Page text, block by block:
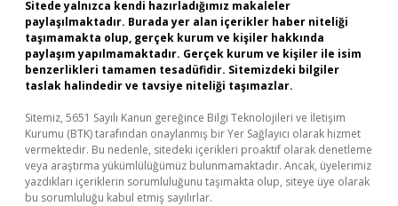
Sitede yalnızca kendi hazırladığımız makaleler
paylaşılmaktadır. Burada yer alan içerikler haber niteliği
taşımamakta olup, gerçek kurum ve kişiler hakkında
paylaşım yapılmamaktadır. Gerçek kurum ve kişiler ile isim
benzerlikleri tamamen tesadüfidir. Sitemizdeki bilgiler
taslak halindedir ve tavsiye niteliği taşımazlar.
Sitemiz, 5651 Sayılı Kanun gereğince Bilgi Teknolojileri ve İletişim
Kurumu (BTK) tarafından onaylanmış bir Yer Sağlayıcı olarak hizmet
vermektedir. Bu nedenle, sitedeki içerikleri proaktif olarak denetleme
veya araştırma yükümlülüğümüz bulunmamaktadır. Ancak, üyelerimiz
yazdıkları içeriklerin sorumluluğunu taşımakta olup, siteye üye olarak
bu sorumluluğu kabul etmiş sayılırlar.